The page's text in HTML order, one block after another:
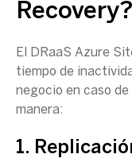
Recovery?
El DRaaS Azure
tiempo de
negocio en caso
manera:
1.